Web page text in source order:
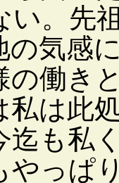
い。先
の気感
の働き
私は此
迄も私
やっぱ